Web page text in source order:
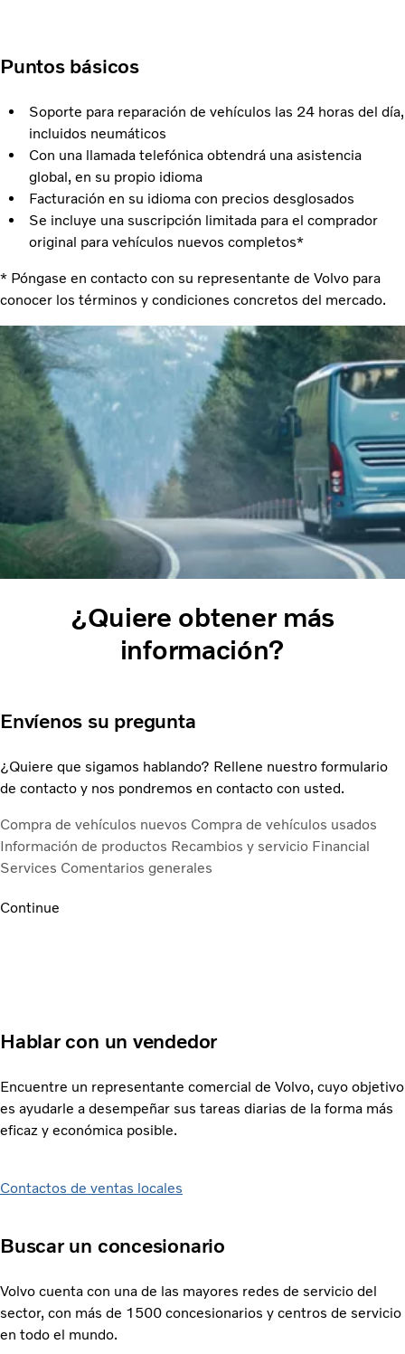
Puntos básicos
Soporte para reparación de vehículos las 24 horas del día,
incluidos neumáticos
Con una llamada telefónica obtendrá una asistencia
global, en su propio idioma
Facturación en su idioma con precios desglosados
Se incluye una suscripción limitada para el comprador
original para vehículos nuevos completos*
* Póngase en contacto con su representante de Volvo para
conocer los términos y condiciones concretos del mercado.
¿Quiere obtener más
información?
Envíenos su pregunta
¿Quiere que sigamos hablando? Rellene nuestro formulario
de contacto y nos pondremos en contacto con usted.
Compra de vehículos nuevos Compra de vehículos usados
Información de productos Recambios y servicio Financial
Services Comentarios generales
Continue
Hablar con un vendedor
Encuentre un representante comercial de Volvo, cuyo objetivo
es ayudarle a desempeñar sus tareas diarias de la forma más
eficaz y económica posible.
Contactos de ventas locales
Buscar un concesionario
Volvo cuenta con una de las mayores redes de servicio del
sector, con más de 1500 concesionarios y centros de servicio
en todo el mundo.